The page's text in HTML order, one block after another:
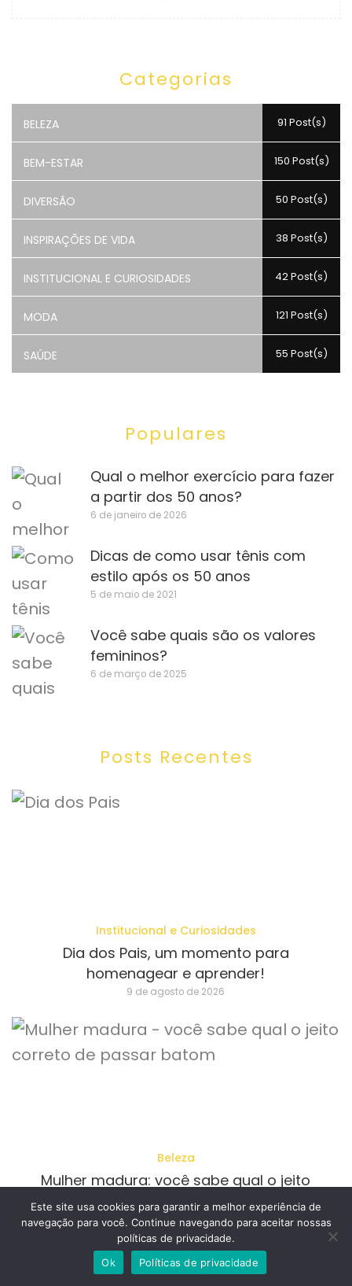
Categorias
BELEZA 91 Post(s)
BEM-ESTAR 150 Post(s)
DIVERSÃO 50 Post(s)
INSPIRAÇÕES DE VIDA 38 Post(s)
INSTITUCIONAL E CURIOSIDADES 42 Post(s)
MODA 121 Post(s)
SAÚDE 55 Post(s)
Populares
Qual o melhor exercício para fazer
a partir dos 50 anos?
6 de janeiro de 2026
Dicas de como usar tênis com
estilo após os 50 anos
5 de maio de 2021
Você sabe quais são os valores
femininos?
6 de março de 2025
Posts Recentes
Institucional e Curiosidades
Dia dos Pais, um momento para
homenagear e aprender!
9 de agosto de 2026
Beleza
Mulher madura: você sabe qual o jeito
correto de passar batom?
8 de agosto de 2026
Este site usa cookies para garantir a melhor experiência de
navegação para você. Continue navegando para aceitar nossas
políticas de privacidade.
Ok
Políticas de privacidade
Fale conosco